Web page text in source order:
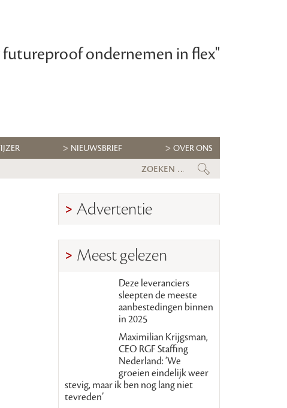
ondernemen in flex"
NIEUWSBRIEF OVER ONS
Flexbranche wacht
Advertentie
Meest gelezen
Deze leveranciers
sleepten de meeste
aanbestedingen binnen
in 2025
Maximilian Krijgsman,
CEO RGF Staffing
Nederland: ‘We
groeien eindelijk weer
stevig, maar ik ben nog lang niet
tevreden’